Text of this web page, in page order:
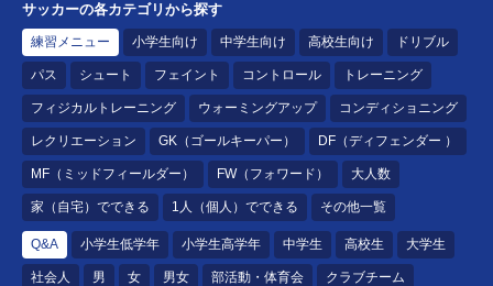
サッカーの各カテゴリから探す
練習メニュー 小学生向け 中学生向け 高校生向け ドリブル
パス シュート フェイント コントロール トレーニング
フィジカルトレーニング ウォーミングアップ コンディショニング
レクリエーション GK（ゴールキーパー） DF（ディフェンダー ）
MF（ミッドフィールダー） FW（フォワード） 大人数
家（自宅）でできる 1人（個人）でできる その他一覧
Q&A 小学生低学年 小学生高学年 中学生 高校生 大学生
社会人 男 女 男女 部活動・体育会 クラブチーム